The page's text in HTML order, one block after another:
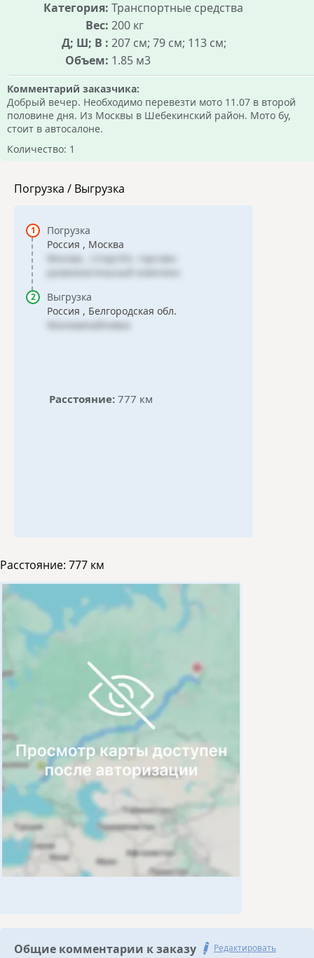
Категория: Транспортные средства
Вес: 200 кг
Д; Ш; В : 207 см; 79 см; 113 см;
Объем: 1.85 м3
Комментарий заказчика:
Добрый вечер. Необходимо перевезти мото 11.07 в второй
половине дня. Из Москвы в Шебекинский район. Мото бу,
стоит в автосалоне.
Количество: 1
Погрузка / Выгрузка
Погрузка
Россия , Москва
Москва , СпортЕХ, торгово-
развлекательный комплекс
Выгрузка
Россия , Белгородская обл.
Маломихайловка
Расстояние: 777 км
Расстояние: 777 км
Общие комментарии к заказу Редактировать